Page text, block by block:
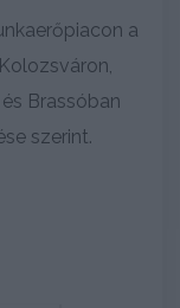
a
Brassóban
szerint.